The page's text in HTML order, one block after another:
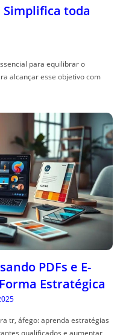
Simplifica toda
para equilibrar o
alcançar esse objetivo com
PDFs e E-
Estratégica
tr, áfego: aprenda estratégias
qualificados e aumentar